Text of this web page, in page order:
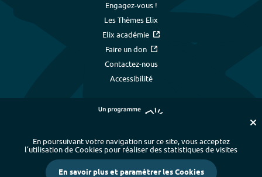
Engagez-vous !
Les Thèmes Elix
Elix académie
Faire un don
Contactez-nous
Accessibilité
Plan du site - Index alphabétique
-
Mentions légales et données personnelles
- Paramétrer les cookies
En poursuivant votre navigation sur ce site, vous acceptez
l’utilisation de Cookies pour réaliser des statistiques de visites
En savoir plus et paramétrer les Cookies